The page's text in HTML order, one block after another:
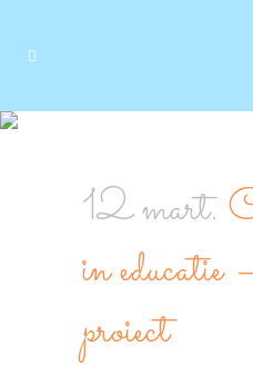
12 mart.
in educatie
proiect